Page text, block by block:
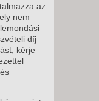
az
nem
díj
kérje